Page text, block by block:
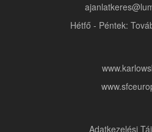
Hétfő - Péntek:
Adatkezelési